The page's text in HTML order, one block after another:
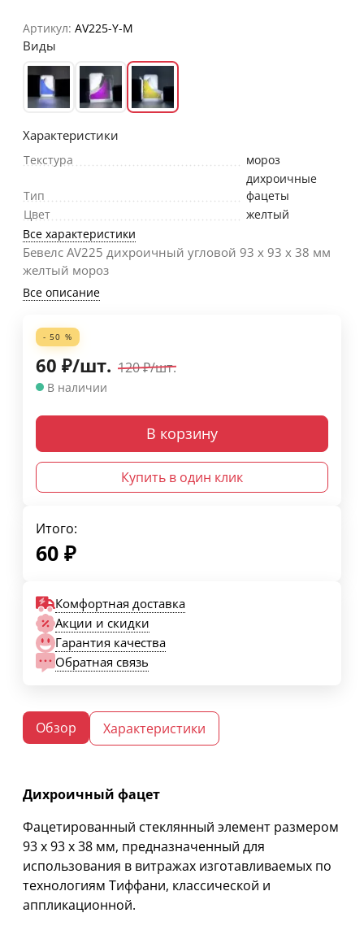
Артикул: AV225-Y-M
Виды
Характеристики
Текстура мороз
Тип
дихроичные
фацеты
Цвет
желтый
Все характеристики
Бевелс AV225 дихроичный угловой 93 х 93 х 38 мм
желтый мороз
Все описание
- 50 %
60 ₽/шт. 120₽/шт.
В наличии
В корзину
Купить в один клик
Итого:
60 ₽
Комфортная доставка
Акции и скидки
Гарантия качества
Обратная связь
Обзор Характеристики
Дихроичный фацет
Фацетированный стеклянный элемент размером
93 х 93 х 38 мм, предназначенный для
использования в витражах изготавливаемых по
технологиям Тиффани, классической и
аппликационной.